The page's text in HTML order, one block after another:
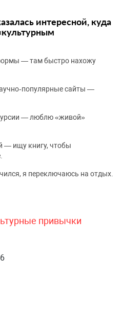
интересной, куда
— там быстро нахожу
сайты —
— люблю «живой»
— ищу книгу, чтобы
я переключаюсь на отдых.
привычки